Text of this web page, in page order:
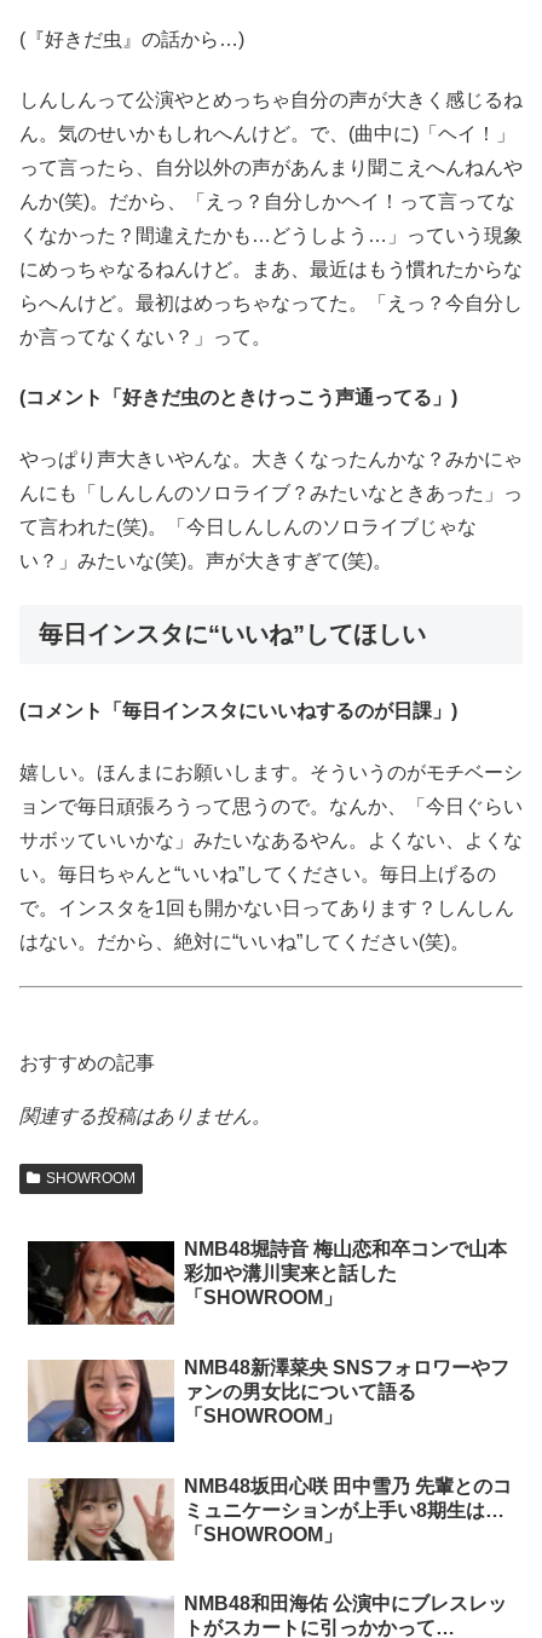
(『好きだ虫』の話から…)
しんしんって公演やとめっちゃ自分の声が大きく感じるね
ん。気のせいかもしれへんけど。で、(曲中に)「ヘイ！」
って言ったら、自分以外の声があんまり聞こえへんねんや
んか(笑)。だから、「えっ？自分しかヘイ！って言ってな
くなかった？間違えたかも…どうしよう…」っていう現象
にめっちゃなるねんけど。まあ、最近はもう慣れたからな
らへんけど。最初はめっちゃなってた。「えっ？今自分し
か言ってなくない？」って。
(コメント「好きだ虫のときけっこう声通ってる」)
やっぱり声大きいやんな。大きくなったんかな？みかにゃ
んにも「しんしんのソロライブ？みたいなときあった」っ
て言われた(笑)。「今日しんしんのソロライブじゃな
い？」みたいな(笑)。声が大きすぎて(笑)。
毎日インスタに“いいね”してほしい
(コメント「毎日インスタにいいねするのが日課」)
嬉しい。ほんまにお願いします。そういうのがモチベーシ
ョンで毎日頑張ろうって思うので。なんか、「今日ぐらい
サボッていいかな」みたいなあるやん。よくない、よくな
い。毎日ちゃんと“いいね”してください。毎日上げるの
で。インスタを1回も開かない日ってあります？しんしん
はない。だから、絶対に“いいね”してください(笑)。
おすすめの記事
関連する投稿はありません。
SHOWROOM
NMB48堀詩音 梅山恋和卒コンで山本
彩加や溝川実来と話した
「SHOWROOM」
NMB48新澤菜央 SNSフォロワーやフ
ァンの男女比について語る
「SHOWROOM」
NMB48坂田心咲 田中雪乃 先輩とのコ
ミュニケーションが上手い8期生は…
「SHOWROOM」
NMB48和田海佑 公演中にブレスレッ
トがスカートに引っかかって…